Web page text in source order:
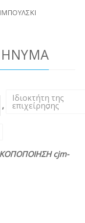
,
Ιδιοκτήτη της
επιχείρησης
,
cjm-